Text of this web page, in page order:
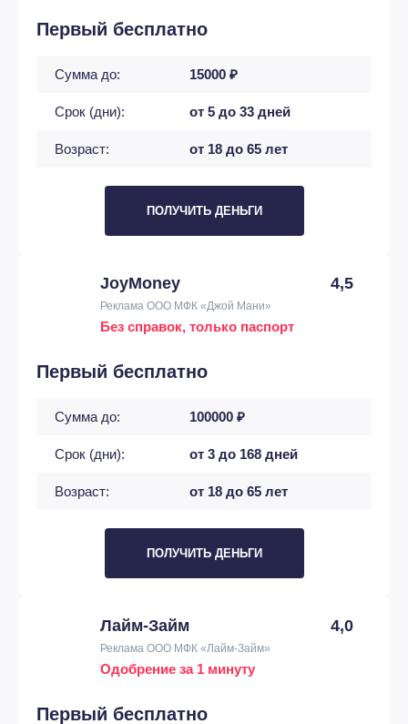
Первый бесплатно
Сумма до: 15000 ₽
Срок (дни): от 5 до 33 дней
Возраст: от 18 до 65 лет
ПОЛУЧИТЬ ДЕНЬГИ
JoyMoney 4,5
Реклама ООО МФК «Джой Мани»
Без справок, только паспорт
Первый бесплатно
Сумма до: 100000 ₽
Срок (дни): от 3 до 168 дней
Возраст: от 18 до 65 лет
ПОЛУЧИТЬ ДЕНЬГИ
Лайм-Займ 4,0
Реклама ООО МФК «Лайм-Займ»
Одобрение за 1 минуту
Первый бесплатно